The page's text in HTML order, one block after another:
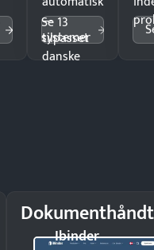
—
tilpasset
danske
Se 13
systemer
Ibinder